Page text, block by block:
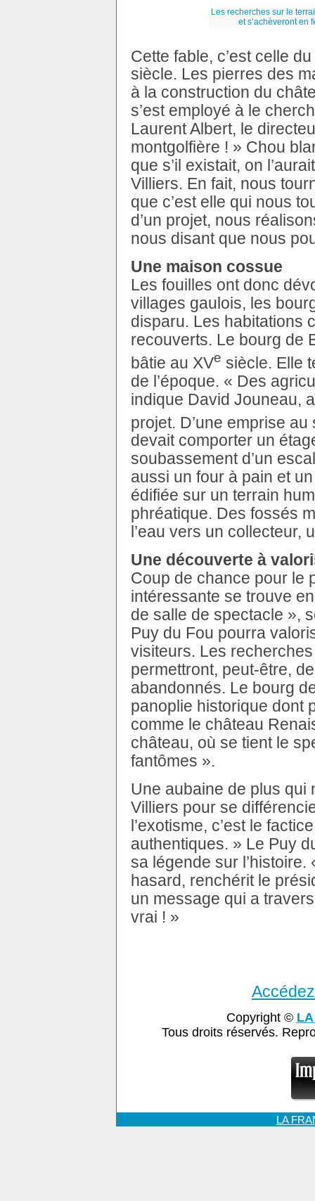
Les recherches sur le
et s’achèveront en
Cette fable, c’est celle
siècle. Les pierres des
à la construction du
s’est employé à le
Laurent Albert, le
montgolfière ! » Chou
que s’il existait, on
Villiers. En fait, nous
que c’est elle qui nous
d’un projet, nous
nous disant que nous
Une maison cossue
Les fouilles ont donc
villages gaulois, les
disparu. Les habitations
recouverts. Le bourg de
bâtie au XVe siècle. Elle
de l’époque. « Des
indique David Jouneau,
projet. D’une emprise
devait comporter un
soubassement d’un
aussi un four à pain et
édifiée sur un terrain
phréatique. Des fossés
l’eau vers un collecteur,
Une découverte à
Coup de chance pour le
intéressante se trouve
de salle de spectacle »,
Puy du Fou pourra
visiteurs. Les
permettront, peut-être,
abandonnés. Le bourg
panoplie historique dont
comme le château
château, où se tient le
fantômes ».
Une aubaine de plus qui
Villiers pour se
l’exotisme, c’est le
authentiques. » Le Puy
sa légende sur l’histoire.
hasard, renchérit le
un message qui a
vrai ! »
Copyright ©
Tous droits réservés.
LA